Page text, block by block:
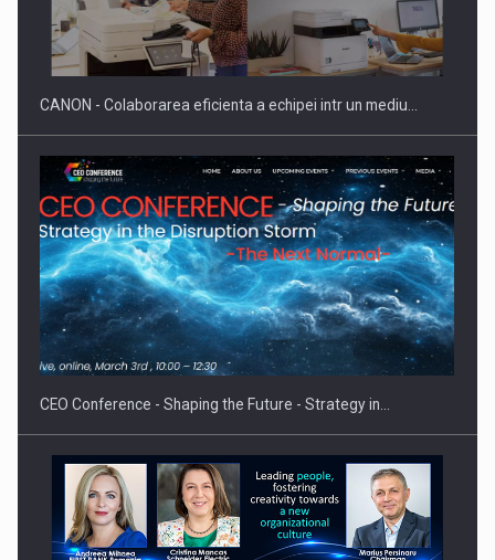
Producatorii si comerciantii care nu se supun noilor
reglementari…
Proteinmaxxing and the Future of Protein Demand
CANON - Colaborarea eficienta a echipei intr un mediu…
CEO Conference - Shaping the Future - Strategy in…